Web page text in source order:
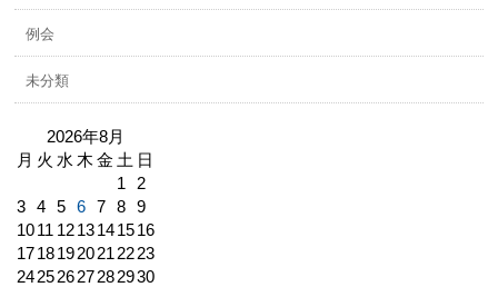
例会
未分類
2026年8月
月 火 水 木 金 土 日
1
2
3
4 5 6 7 8
9
1011 1213141516
1718192021 2223
24252627282930